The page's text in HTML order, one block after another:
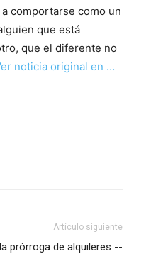
comportarse como un
que está
que el diferente no
noticia original en …
Artículo siguiente
prórroga de alquileres --